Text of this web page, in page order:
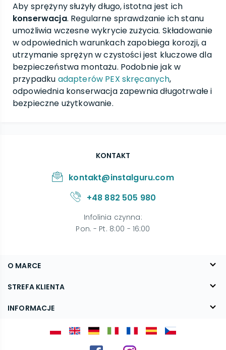
Aby sprężyny służyły długo, istotna jest ich
konserwacja. Regularne sprawdzanie ich stanu
umożliwia wczesne wykrycie zużycia. Składowanie
w odpowiednich warunkach zapobiega korozji, a
utrzymanie sprężyn w czystości jest kluczowe dla
bezpieczeństwa montażu. Podobnie jak w
przypadku adapterów PEX skręcanych,
odpowiednia konserwacja zapewnia długotrwałe i
bezpieczne użytkowanie.
O MARCE
O nas
Blog
STREFA KLIENTA
FAQ
INFORMACJE
KONTAKT
kontakt@instalguru.com
+48 882 505 980
Infolinia czynna:
Pon. - Pt. 8:00 - 16:00